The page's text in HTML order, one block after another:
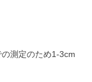
測定のため1-3cm